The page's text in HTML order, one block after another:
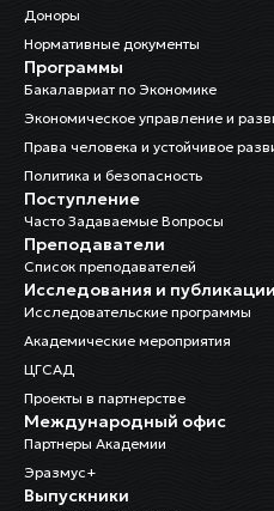
Доноры
Нормативные документы
Программы
Бакалавриат по Экономике
Экономическое управление и
Права человека и устойчивое
Политика и безопасность
Поступление
Часто Задаваемые Вопросы
Преподаватели
Список преподавателей
Исследования и публикации
Исследовательские программы
Академические мероприятия
ЦГСАД
Проекты в партнерстве
Международный офис
Партнеры Академии
Эразмус+
Выпускники